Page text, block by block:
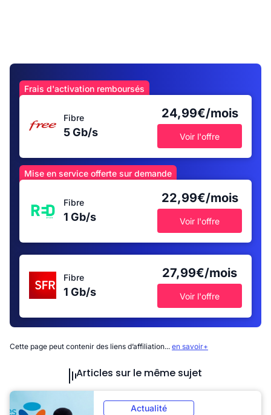
Frais d'activation remboursés
Fibre
5 Gb/s
24,99€/mois
Voir l'offre
Mise en service offerte sur demande
Fibre
1 Gb/s
22,99€/mois
Voir l'offre
Fibre
1 Gb/s
27,99€/mois
Voir l'offre
Cette page peut contenir des liens d’affiliation... en savoir+
Articles sur le même sujet
Actualité